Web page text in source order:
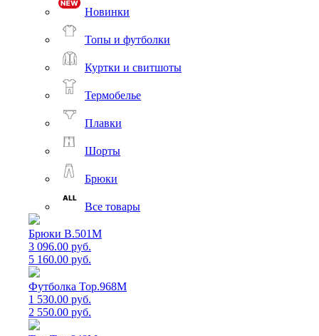
Новинки
Топы и футболки
Куртки и свитшоты
Термобелье
Плавки
Шорты
Брюки
Все товары
Брюки B.501M
3 096.00 руб.
5 160.00 руб.
Футболка Top.968M
1 530.00 руб.
2 550.00 руб.